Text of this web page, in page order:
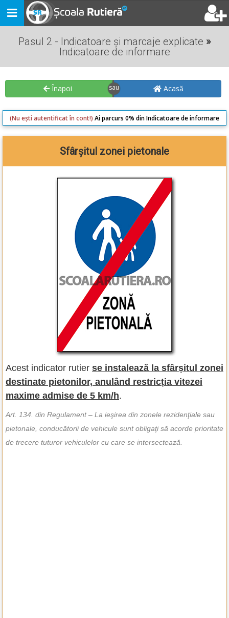
Toggle
navigation
Pasul 2 - Indicatoare și marcaje explicate »
Indicatoare de informare
Înapoi Acasă
(Nu ești autentificat în cont!) Ai parcurs 0% din Indicatoare de informare
Sfârșitul zonei pietonale
Acest indicator rutier se instalează la sfârșitul zonei
destinate pietonilor, anulând restricția vitezei
maxime admise de 5 km/h.
Art. 134. din Regulament – La ieşirea din zonele rezidenţiale sau
pietonale, conducătorii de vehicule sunt obligaţi să acorde prioritate
de trecere tuturor vehiculelor cu care se intersectează.